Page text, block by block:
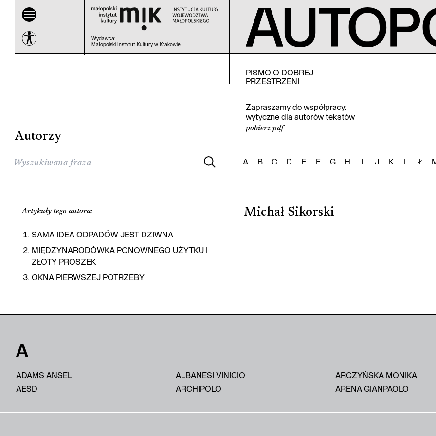
PISMO O DOBREJ
PRZESTRZENI
Wydawca:
Małopolski Instytut Kultury w Krakowie
Zapraszamy do współpracy:
wytyczne dla autorów tekstów
pobierz pdf
Autorzy
A B C D E F G H I J K L Ł
Michał Sikorski
Artykuły tego autora:
SAMA IDEA ODPADÓW JEST DZIWNA
MIĘDZYNARODÓWKA PONOWNEGO UŻYTKU I
ZŁOTY PROSZEK
OKNA PIERWSZEJ POTRZEBY
A
ADAMS ANSEL
AESD
ALBANESI VINICIO
ARCHIPOLO
ARCZYŃSKA MONIKA
ARENA GIANPAOLO